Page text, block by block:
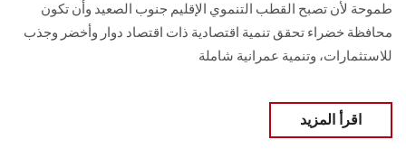
طموحة لأن تصبح القطب التنموي الإقليم جنوب الصعيد وأن تكون
محافظة خضراء تحقق تنمية اقتصادية ذات اقتصاد دوار وأخضر وجذب
للاستثمارات، وتنمية عمرانية شاملة
اقرأ المزيد